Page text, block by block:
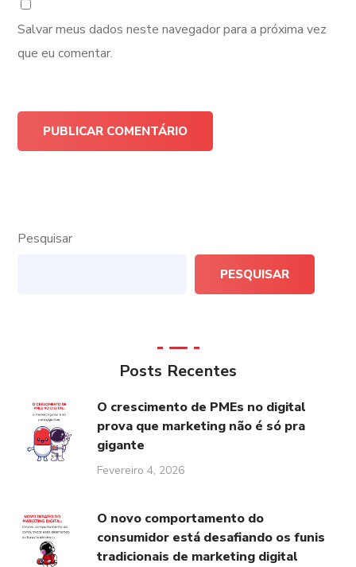
Salvar meus dados neste navegador para a próxima vez
que eu comentar.
Pesquisar
PESQUISAR
Posts Recentes
O crescimento de PMEs no digital
prova que marketing não é só pra
gigante
Fevereiro 4, 2026
O novo comportamento do
consumidor está desafiando os funis
tradicionais de marketing digital